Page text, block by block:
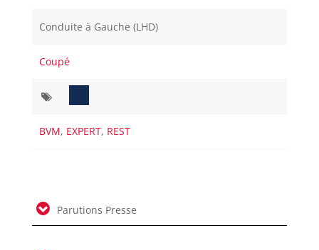
Conduite à Gauche (LHD)
Coupé
BVM, EXPERT, REST
Parutions Presse